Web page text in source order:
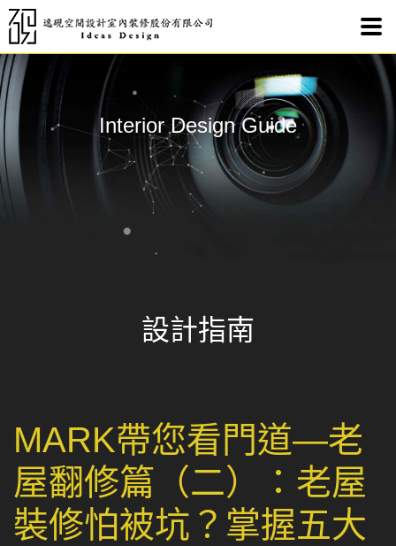
Interior Design Guide
設計指南
MARK帶您看門道—老
屋翻修篇（二）：老屋
裝修怕被坑？掌握五大